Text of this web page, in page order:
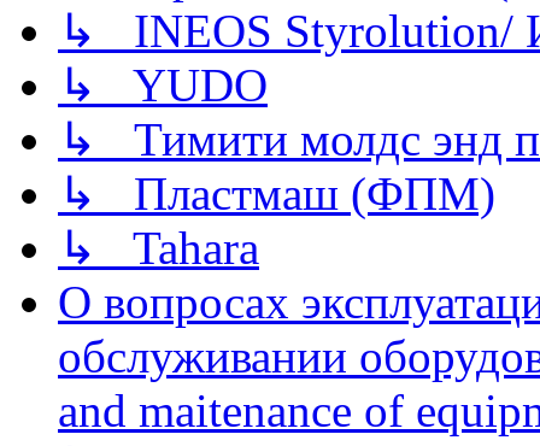
↳ INEOS
↳ YUDO
↳ Тимити молдс энд
↳ Пластмаш (ФПМ)
↳ Tahara
О вопросах
обслуживании
and maitenance of